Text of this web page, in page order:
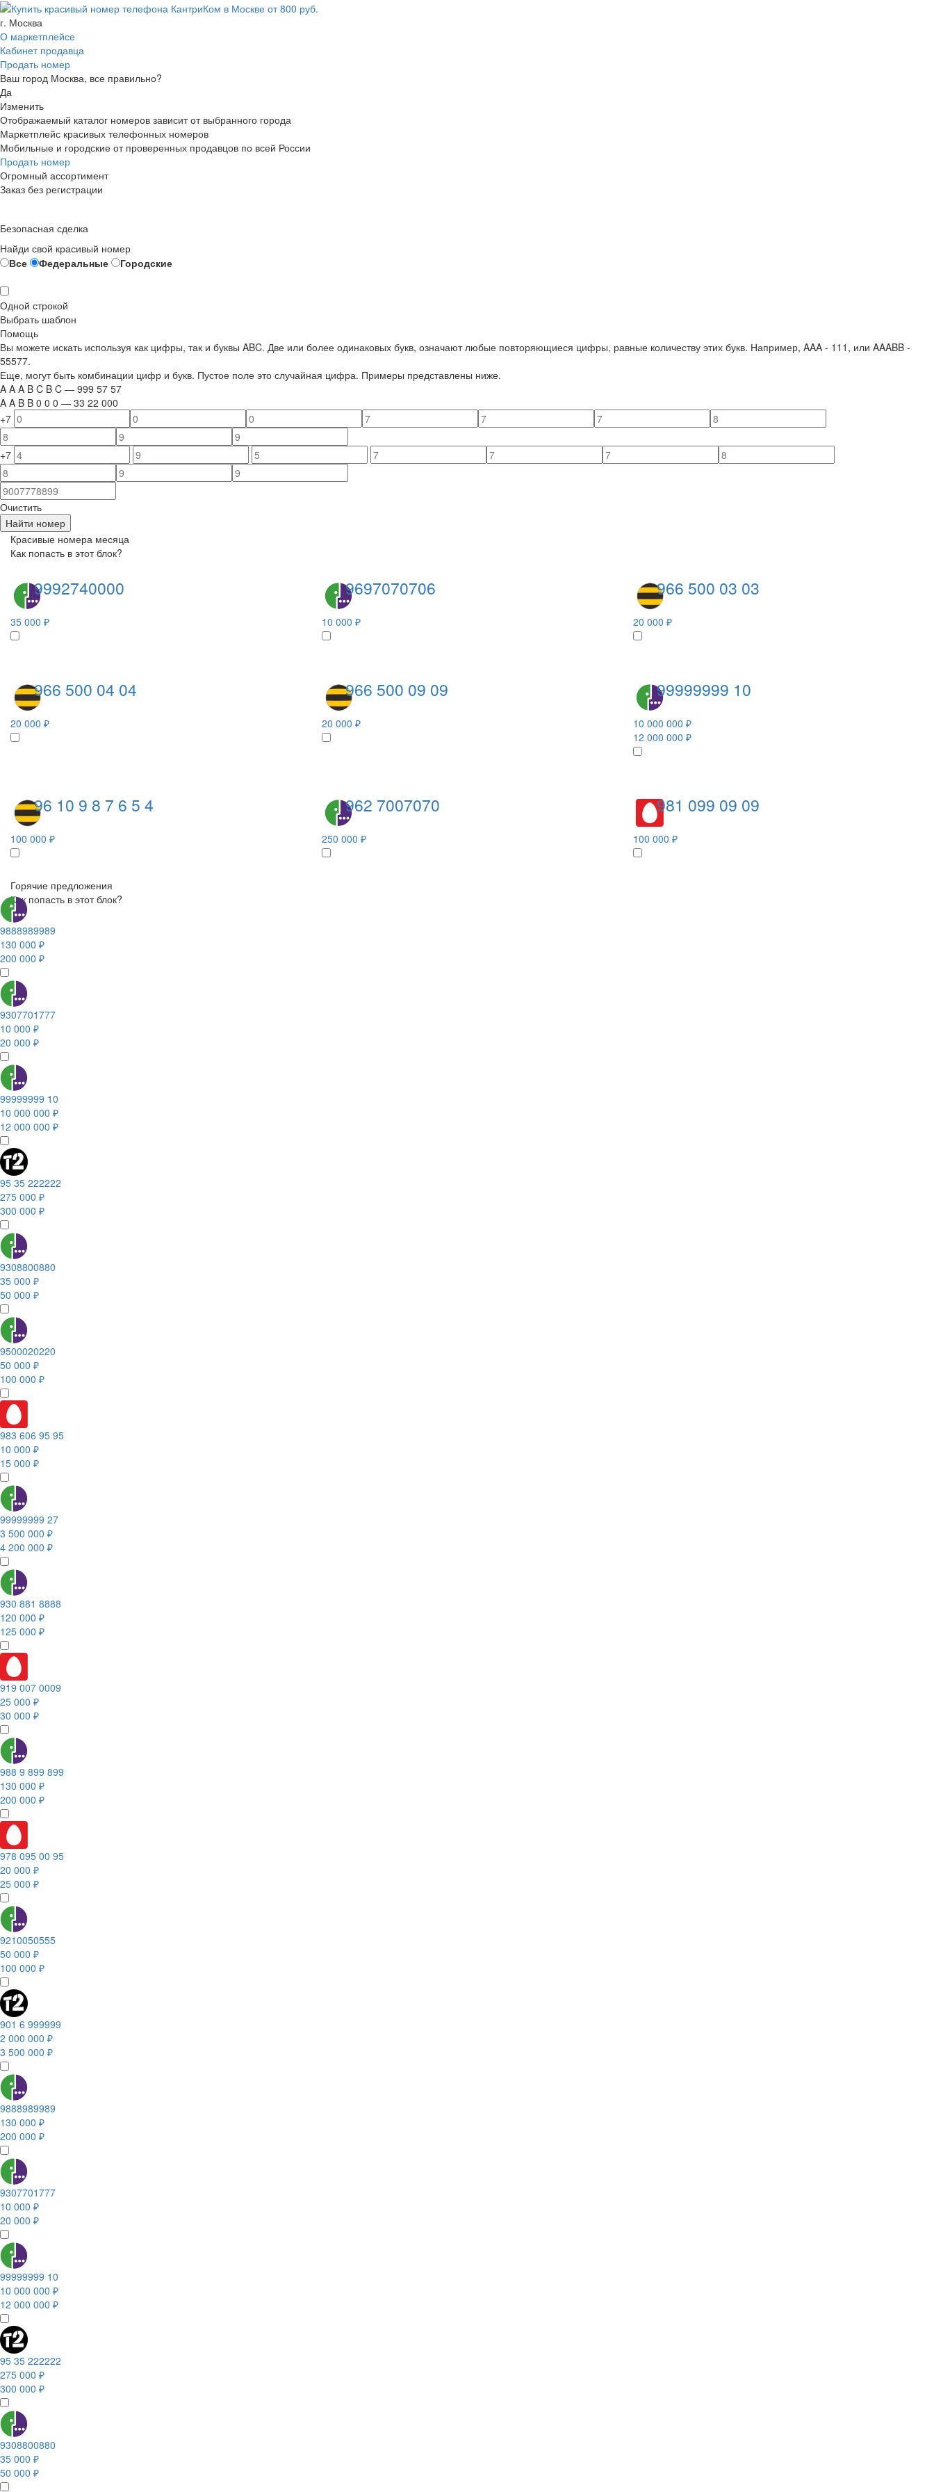
г. Москва
О маркетплейсе
Кабинет продавца
Продать номер
Ваш город Москва, все правильно?
Да
Изменить
Отображаемый каталог номеров зависит от выбранного города
Маркетплейс красивых телефонных номеров
Мобильные и городские от проверенных продавцов по всей России
Продать номер
Огромный ассортимент
Заказ без регистрации
Безопасная сделка
Найди свой красивый номер
Все
Федеральные Городские
Одной строкой
Выбрать шаблон
Помощь
Вы можете искать используя как цифры, так и буквы ABC. Две или более одинаковых букв, означают любые повторяющиеся цифры, равные количеству этих букв. Например, AAA - 111 , или AAABB -
55577.
Еще, могут быть комбинации цифр и букв. Пустое поле это случайная цифра. Примеры представлены ниже.
A A A B C B C — 999 57 57
A A B B 0 0 0 — 33 22 000
+7
+7
Очистить
Найти номер
Красивые номера месяца
Как попасть в этот блок?
9992740000
35 000 ₽
9697070706
10 000 ₽
966 500 03 03
20 000 ₽
966 500 04 04
20 000 ₽
966 500 09 09
20 000 ₽
99999999 10
10 000 000 ₽
12 000 000 ₽
96 10 9 8 7 6 5 4
100 000 ₽
962 7007070
250 000 ₽
981 099 09 09
100 000 ₽
Горячие предложения
Как попасть в этот блок?
9888989989
130 000 ₽
200 000 ₽
9307701777
10 000 ₽
20 000 ₽
99999999 10
10 000 000 ₽
12 000 000 ₽
95 35 222222
275 000 ₽
300 000 ₽
9308800880
35 000 ₽
50 000 ₽
9500020220
50 000 ₽
100 000 ₽
983 606 95 95
10 000 ₽
15 000 ₽
99999999 27
3 500 000 ₽
4 200 000 ₽
930 881 8888
120 000 ₽
125 000 ₽
919 007 0009
25 000 ₽
30 000 ₽
988 9 899 899
130 000 ₽
200 000 ₽
978 095 00 95
20 000 ₽
25 000 ₽
9210050555
50 000 ₽
100 000 ₽
901 6 999999
2 000 000 ₽
3 500 000 ₽
9888989989
130 000 ₽
200 000 ₽
9307701777
10 000 ₽
20 000 ₽
99999999 10
10 000 000 ₽
12 000 000 ₽
95 35 222222
275 000 ₽
300 000 ₽
9308800880
35 000 ₽
50 000 ₽